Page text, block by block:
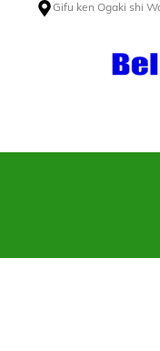
Gifu ken Ogaki shi